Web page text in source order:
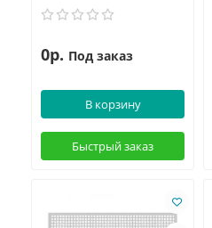
0р. Под заказ
В корзину
Быстрый заказ